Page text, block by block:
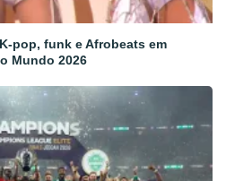
pop, funk e Afrobeats em
Mundo 2026